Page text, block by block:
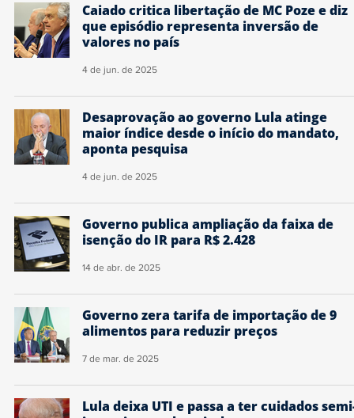
Caiado critica libertação de MC Poze e diz
que episódio representa inversão de
valores no país
4 de jun. de 2025
Desaprovação ao governo Lula atinge
maior índice desde o início do mandato,
aponta pesquisa
4 de jun. de 2025
Governo publica ampliação da faixa de
isenção do IR para R$ 2.428
14 de abr. de 2025
Governo zera tarifa de importação de 9
alimentos para reduzir preços
7 de mar. de 2025
Lula deixa UTI e passa a ter cuidados